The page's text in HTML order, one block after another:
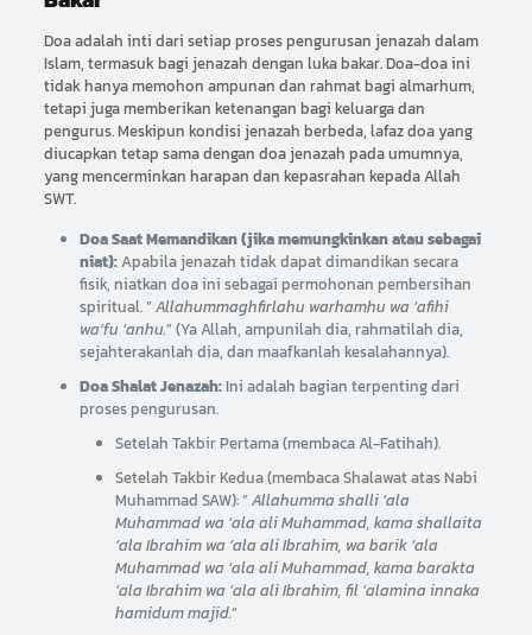
Doa adalah inti dari setiap proses pengurusan jenazah dalam
Islam, termasuk bagi jenazah dengan luka bakar. Doa-doa ini
tidak hanya memohon ampunan dan rahmat bagi almarhum,
tetapi juga memberikan ketenangan bagi keluarga dan
pengurus. Meskipun kondisi jenazah berbeda, lafaz doa yang
diucapkan tetap sama dengan doa jenazah pada umumnya,
yang mencerminkan harapan dan kepasrahan kepada Allah
SWT.
Doa Saat Memandikan (jika memungkinkan atau sebagai
niat):Apabila jenazah tidak dapat dimandikan secara
fisik, niatkan doa ini sebagai permohonan pembersihan
spiritual. ” Allahummaghfirlahu warhamhu wa ‘afihi
wa’fu ‘anhu.” (Ya Allah, ampunilah dia, rahmatilah dia,
sejahterakanlah dia, dan maafkanlah kesalahannya).
Doa Shalat Jenazah:Ini adalah bagian terpenting dari
proses pengurusan.
Setelah Takbir Pertama (membaca Al-Fatihah).
Setelah Takbir Kedua (membaca Shalawat atas Nabi
Muhammad SAW): ” Allahumma shalli ‘ala
Muhammad wa ‘ala ali Muhammad, kama shallaita
‘ala Ibrahim wa ‘ala ali Ibrahim, wa barik ‘ala
Muhammad wa ‘ala ali Muhammad, kama barakta
‘ala Ibrahim wa ‘ala ali Ibrahim, fil ‘alamina innaka
hamidum majid.”